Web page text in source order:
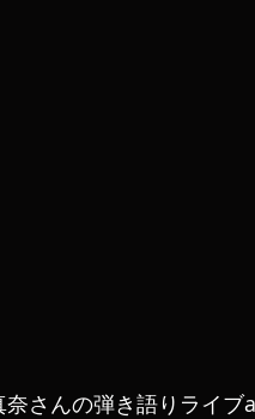
奈さんの弾き語りライ